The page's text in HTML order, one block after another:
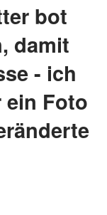
bot
damit
- ich
ein Foto